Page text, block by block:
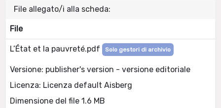
File allegato/i alla scheda:
File
L’État et la pauvreté.pdf Solo gestori di archivio
Versione: publisher's version - versione editoriale
Licenza: Licenza default Aisberg
Dimensione del file 1.6 MB